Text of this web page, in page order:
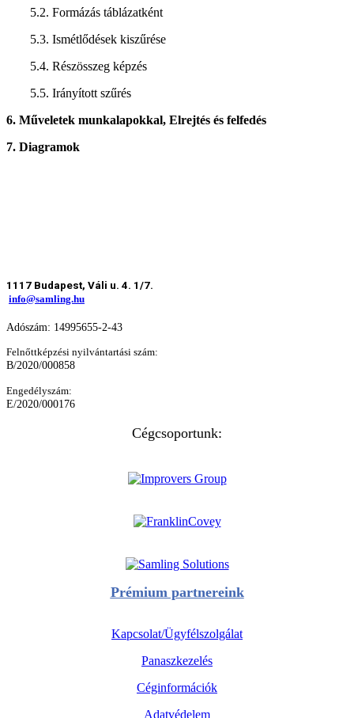
5.2. Formázás táblázatként
5.3. Ismétlődések kiszűrése
5.4. Részösszeg képzés
5.5. Irányított szűrés
6. Műveletek munkalapokkal, Elrejtés és felfedés
7. Diagramok
1117 Budapest, Váli u. 4. 1/7.
info@samling.hu
Adószám: 14995655-2-43
Felnőttképzési nyilvántartási szám:
B/2020/000858
Engedélyszám:
E/2020/000176
Cégcsoportunk:
Prémium partnereink
Kapcsolat/Ügyfélszolgálat
Panaszkezelés
Céginformációk
Adatvédelem